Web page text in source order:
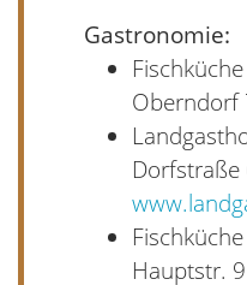
Gastronomie:
Oberndorf
Dorfstraße
Hauptstr. 9